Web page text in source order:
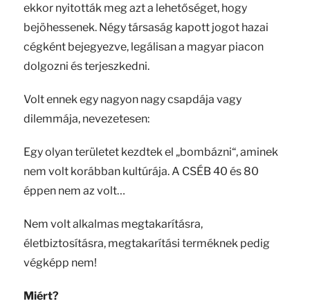
ekkor nyitották meg azt a lehetőséget, hogy
bejöhessenek. Négy társaság kapott jogot hazai
cégként bejegyezve, legálisan a magyar piacon
dolgozni és terjeszkedni.
Volt ennek egy nagyon nagy csapdája vagy
dilemmája, nevezetesen:
Egy olyan területet kezdtek el „bombázni“, aminek
nem volt korábban kultúrája. A CSÉB 40 és 80
éppen nem az volt…
Nem volt alkalmas megtakarításra,
életbiztosításra, megtakarítási terméknek pedig
végképp nem!
Miért?